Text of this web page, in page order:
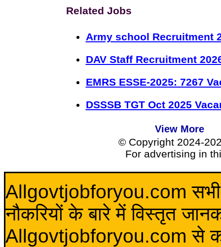
Related Jobs
Army school Recruitment
DAV Staff Recruitment
EMRS ESSE-2025: 7267
DSSSB TGT Oct 2025
View More
© Copyright 2024-
For advertising in
Allgovtjobforyou.com सभी
नौकरियों के बारे में विस्तृत
Allgovtjobforyou.com से कोई